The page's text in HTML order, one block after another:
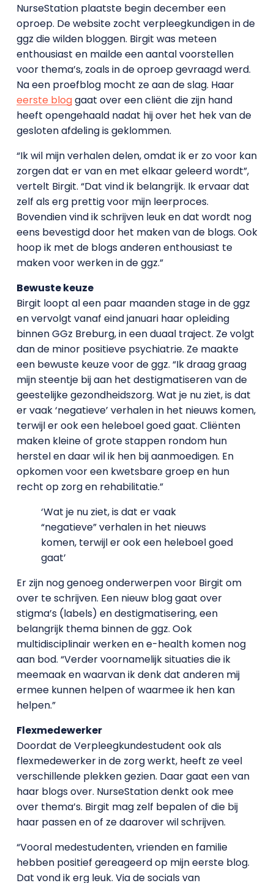
NurseStation plaatste begin december een
oproep. De website zocht verpleegkundigen in de
ggz die wilden bloggen. Birgit was meteen
enthousiast en mailde een aantal voorstellen
voor thema’s, zoals in de oproep gevraagd werd.
Na een proefblog mocht ze aan de slag. Haar
eerste bloggaat over een cliënt die zijn hand
heeft opengehaald nadat hij over het hek van de
gesloten afdeling is geklommen.
“Ik wil mijn verhalen delen, omdat ik er zo voor kan
zorgen dat er van en met elkaar geleerd wordt”,
vertelt Birgit. “Dat vind ik belangrijk. Ik ervaar dat
zelf als erg prettig voor mijn leerproces.
Bovendien vind ik schrijven leuk en dat wordt nog
eens bevestigd door het maken van de blogs. Ook
hoop ik met de blogs anderen enthousiast te
maken voor werken in de ggz.”
Bewuste keuze
Birgit loopt al een paar maanden stage in de ggz
en vervolgt vanaf eind januari haar opleiding
binnen GGz Breburg, in een duaal traject. Ze volgt
dan de minor positieve psychiatrie. Ze maakte
een bewuste keuze voor de ggz. “Ik draag graag
mijn steentje bij aan het destigmatiseren van de
geestelijke gezondheidszorg. Wat je nu ziet, is dat
er vaak ‘negatieve’ verhalen in het nieuws komen,
terwijl er ook een heleboel goed gaat. Cliënten
maken kleine of grote stappen rondom hun
herstel en daar wil ik hen bij aanmoedigen. En
opkomen voor een kwetsbare groep en hun
recht op zorg en rehabilitatie.”
‘Wat je nu ziet, is dat er vaak
“negatieve” verhalen in het nieuws
komen, terwijl er ook een heleboel goed
gaat’
Er zijn nog genoeg onderwerpen voor Birgit om
over te schrijven. Een nieuw blog gaat over
stigma’s (labels) en destigmatisering, een
belangrijk thema binnen de ggz. Ook
multidisciplinair werken en e-health komen nog
aan bod. “Verder voornamelijk situaties die ik
meemaak en waarvan ik denk dat anderen mij
ermee kunnen helpen of waarmee ik hen kan
helpen.”
Flexmedewerker
Doordat de Verpleegkundestudent ook als
flexmedewerker in de zorg werkt, heeft ze veel
verschillende plekken gezien. Daar gaat een van
haar blogs over. NurseStation denkt ook mee
over thema’s. Birgit mag zelf bepalen of die bij
haar passen en of ze daarover wil schrijven.
“Vooral medestudenten, vrienden en familie
hebben positief gereageerd op mijn eerste blog.
Dat vond ik erg leuk. Via de socials van